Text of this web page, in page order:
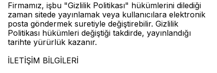
Firmamız, işbu "Gizlilik Politikası" hükümlerini dilediği
zaman sitede yayınlamak veya kullanıcılara elektronik
posta göndermek suretiyle değiştirebilir. Gizlilik
Politikası hükümleri değiştiği takdirde, yayınlandığı
tarihte yürürlük kazanır.
İLETİŞİM BİLGİLERİ